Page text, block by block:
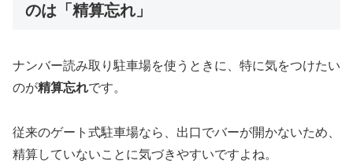
のは「精算忘れ」
ナンバー読み取り駐車場を使うときに、特に気をつけたい
のが精算忘れです。
従来のゲート式駐車場なら、出口でバーが開かないため、
精算していないことに気づきやすいですよね。